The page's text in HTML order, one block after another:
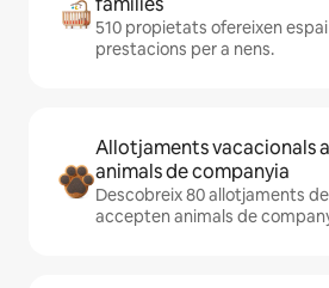
510 propietats ofereixen
prestacions per a nens.
Allotjaments vacacionals
animals de companyia
Descobreix 80 allotjaments
accepten animals de